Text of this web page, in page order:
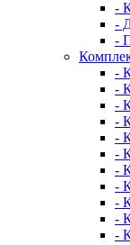
-
-
-
-
-
-
-
-
-
-
-
-
-
-